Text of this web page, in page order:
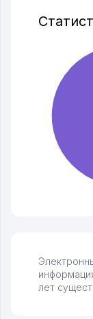
по
Удалось
развиваюсь
Hamida
лет